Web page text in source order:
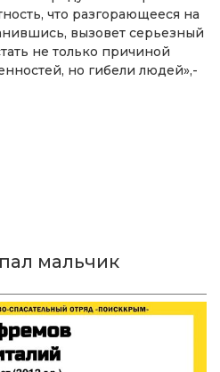
что разгорающееся на
вызовет серьезный
не только причиной
но гибели людей»,-
мальчик